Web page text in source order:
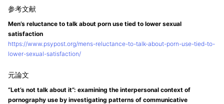
Men’s reluctance to talk about porn use tied to lower sexual
satisfaction
https://www.psypost.org/mens-reluctance-to-talk-about-porn-use-tied-to-
lower-sexual-satisfaction/
“Let’s not talk about it”: examining the interpersonal context of
pornography use by investigating patterns of communicative